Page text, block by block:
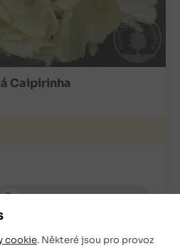
cookie. Některé jsou pro provoz
Caipirinha